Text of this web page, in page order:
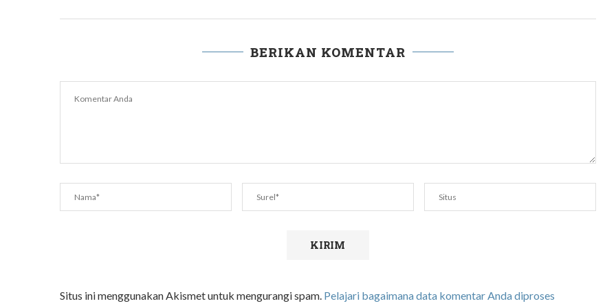
BERIKAN KOMENTAR
Situs ini menggunakan Akismet untuk mengurangi spam. Pelajari bagaimana data komentar Anda diproses